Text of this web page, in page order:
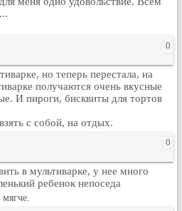
0
но теперь перестала, на
получаются очень вкусные
И пироги, бисквиты для тортов
с собой, на отдых.
0
в мультиварке, у нее много
ребенок непоседа